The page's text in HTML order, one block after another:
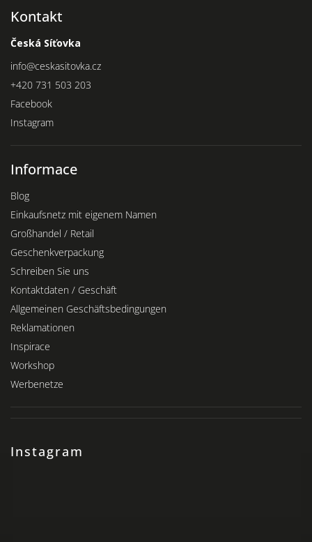
Kontakt
Česká Síťovka
info@ceskasitovka.cz
+420 731 503 203
Facebook
Instagram
Informace
Blog
Einkaufsnetz mit eigenem Namen
Großhandel / Retail
Geschenkverpackung
Schreiben Sie uns
Kontaktdaten / Geschäft
Allgemeinen Geschäftsbedingungen
Reklamationen
Inspirace
Workshop
Werbenetze
Instagram